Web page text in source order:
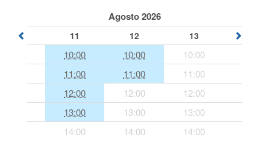
Per gli specialisti
Prenotazioni online
Planner e rubrica in cloud
Segreteria virtuale
Teleconsulto
Agosto 2026
11 12 13
10:00 10:00
10:00
11:00
11:00
11:00
12:00
12:00
12:00
13:00
13:00
13:00
14:00
14:00 14:00